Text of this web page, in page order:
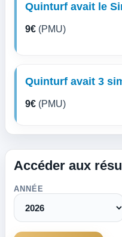
Quinturf avait le
9€ (PMU)
Quinturf avait 3
9€ (PMU)
Accéder aux
ANNÉE